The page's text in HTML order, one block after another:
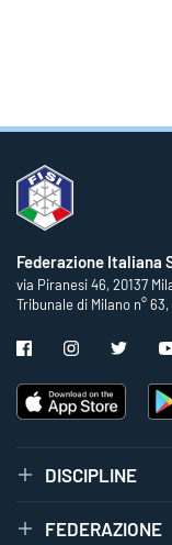
Federazione Italiana
via Piranesi 46, 20137
Tribunale di Milano n° 63,
DISCIPLINE
FEDERAZIONE